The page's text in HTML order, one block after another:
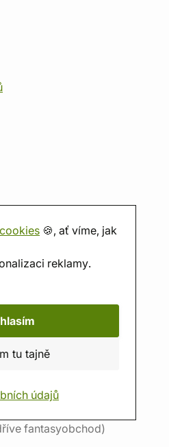
cookies 🍪, ať víme, jak
reklamy.
tu tajně
údajů
fantasyobchod)